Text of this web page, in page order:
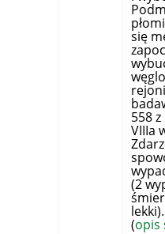
się
558
VIIIa
(2
(opis